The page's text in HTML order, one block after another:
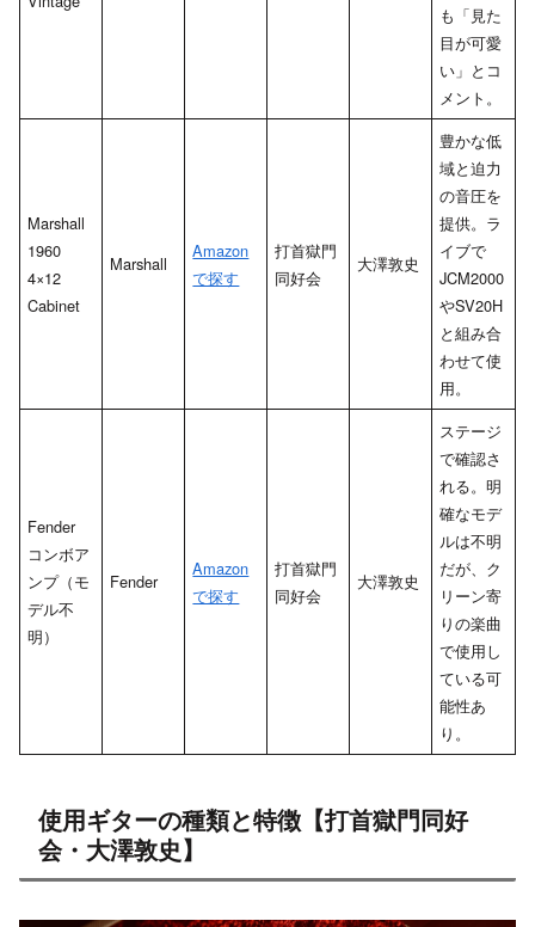
も「見た
目が可愛
い」とコ
メント。
Marshall
1960
4×12
Cabinet
Marshall
Amazon
で探す
打首獄門
同好会
大澤敦史
豊かな低
域と迫力
の音圧を
提供。ラ
イブで
JCM2000
やSV20H
と組み合
わせて使
用。
Fender
コンボア
ンプ（モ
デル不
明）
Fender
Amazon
で探す
打首獄門
同好会
大澤敦史
ステージ
で確認さ
れる。明
確なモデ
ルは不明
だが、ク
リーン寄
りの楽曲
で使用し
ている可
能性あ
り。
使用ギターの種類と特徴【打首獄門同好
会・大澤敦史】